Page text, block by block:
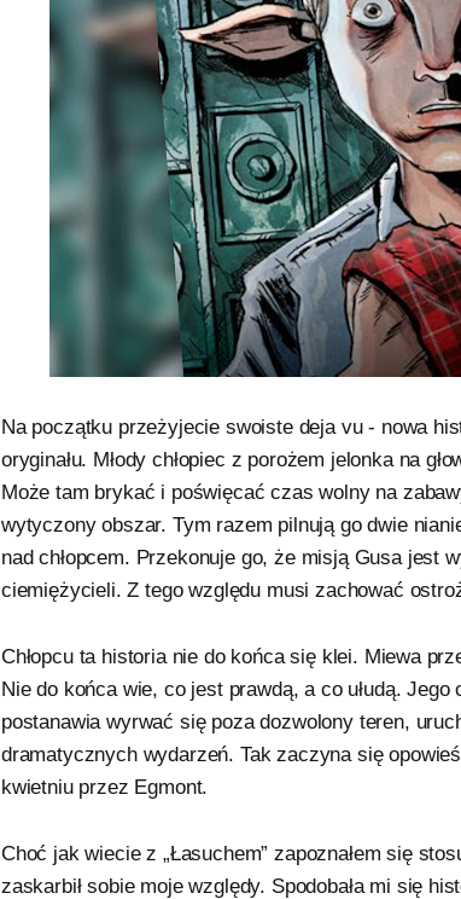
Na początku przeżyjecie swoiste deja vu - nowa
oryginału. Młody chłopiec z porożem jelonka na
Może tam brykać i poświęcać czas wolny na
wytyczony obszar. Tym razem pilnują go dwie
nad chłopcem. Przekonuje go, że misją Gusa jest
ciemiężycieli. Z tego względu musi zachować
Chłopcu ta historia nie do końca się klei. Miewa
Nie do końca wie, co jest prawdą, a co ułudą.
postanawia wyrwać się poza dozwolony teren,
dramatycznych wydarzeń. Tak zaczyna się
kwietniu przez Egmont.
Choć jak wiecie z „Łasuchem” zapoznałem się
zaskarbił sobie moje względy. Spodobała mi się